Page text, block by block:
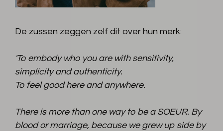
De zussen zeggen zelf dit over hun merk:
'To embody who you are with sensitivity,
simplicity and authenticity.
To feel good here and anywhere.
There is more than one way to be a SOEUR. By
blood or marriage, because we grew up side by